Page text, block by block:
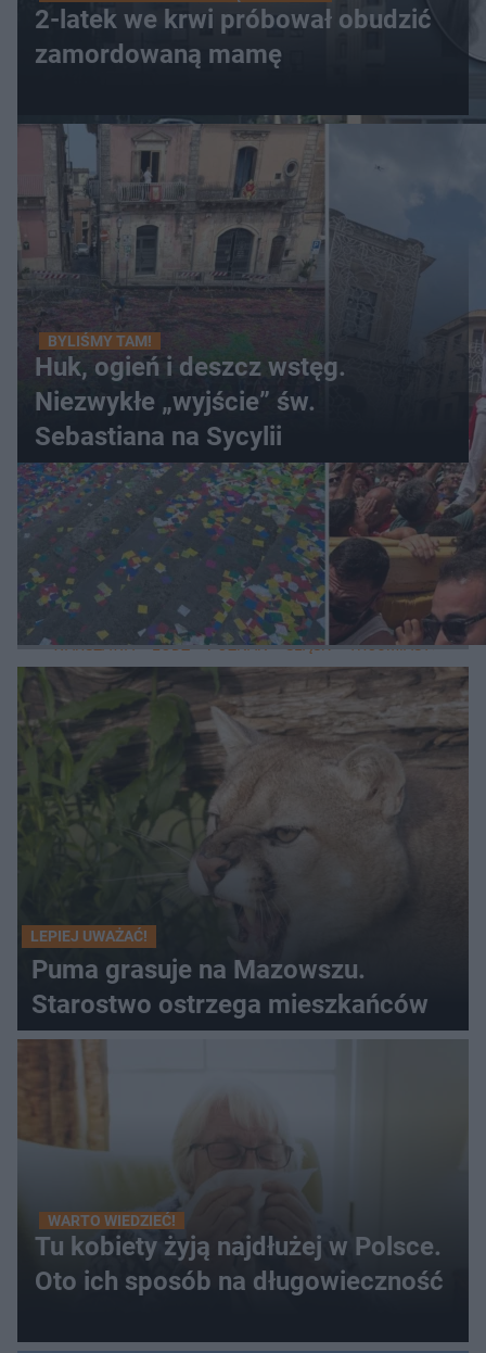
2-latek we krwi próbował obudzić
zamordowaną mamę
BYLIŚMY TAM!
Huk, ogień i deszcz wstęg.
Niezwykłe „wyjście” św.
Sebastiana na Sycylii
WIĘCEJ
LOKALNE
WARSZAWA ŁÓDŹ POZNAŃ ŚLĄSK TRÓJMIASTO
LEPIEJ UWAŻAĆ!
Puma grasuje na Mazowszu.
Starostwo ostrzega mieszkańców
WARTO WIEDZIEĆ!
Tu kobiety żyją najdłużej w Polsce.
Oto ich sposób na długowieczność